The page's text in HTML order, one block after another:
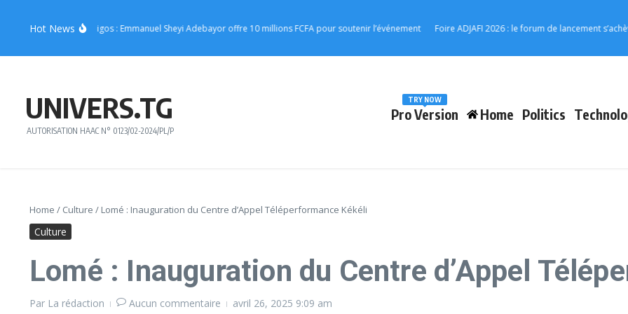
Hot News
de Joachin Migos : Emmanuel Sheyi Adebayor offre 10 millions FCFA pour soutenir l’événement Foire ADJAFI 2026 : le forum de lancement s’achève
UNIVERS.TG
AUTORISATION HAAC N° 0123/02-2024/PL/P
Pro Version
TRY NOW
Home Politics
Home / Culture / Lomé : Inauguration du Centre d’Appel Téléperformance Kékéli
Culture
Lomé : Inauguration du Centre d’Appel
Par La rédaction Aucun commentaire avril 26, 2025 9:09 am